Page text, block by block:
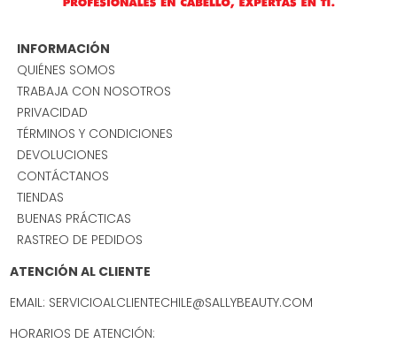
INFORMACIÓN
QUIÉNES SOMOS
TRABAJA CON NOSOTROS
PRIVACIDAD
TÉRMINOS Y CONDICIONES
DEVOLUCIONES
CONTÁCTANOS
TIENDAS
BUENAS PRÁCTICAS
RASTREO DE PEDIDOS
ATENCIÓN AL CLIENTE
EMAIL: SERVICIOALCLIENTECHILE@SALLYBEAUTY.COM
HORARIOS DE ATENCIÓN: